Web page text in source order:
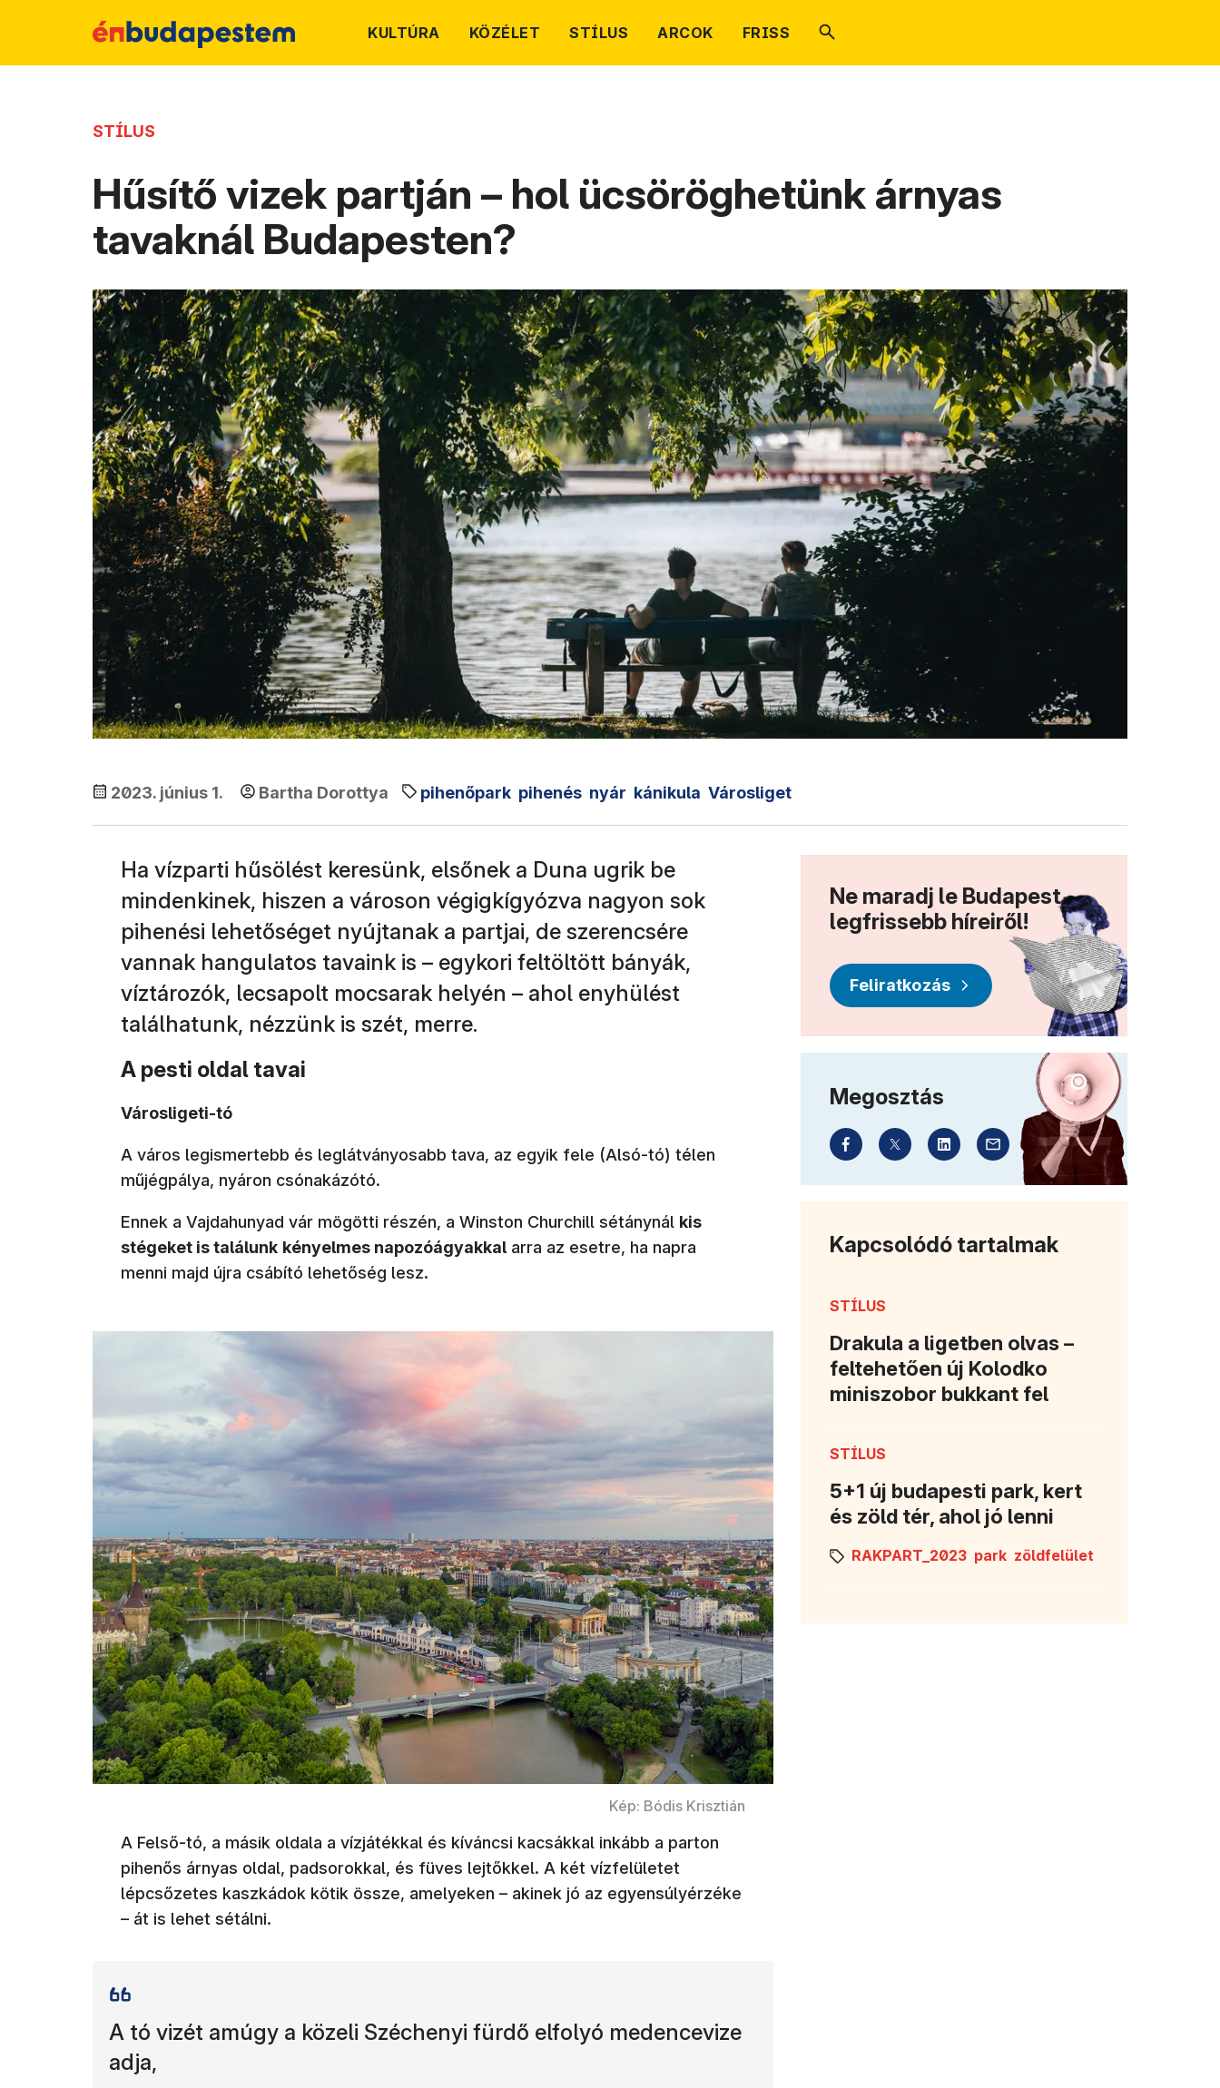
KULTÚRA KÖZÉLET STÍLUS ARCOK FRISS
STÍLUS
Hűsítő vizek partján – hol ücsöröghetünk árnyas
tavaknál Budapesten?
2023. június 1. Bartha Dorottya pihenőpark pihenés nyár kánikula Városliget
Ha vízparti hűsölést keresünk, elsőnek a Duna ugrik be
mindenkinek, hiszen a városon végigkígyózva nagyon sok
pihenési lehetőséget nyújtanak a partjai, de szerencsére
vannak hangulatos tavaink is – egykori feltöltött bányák,
víztározók, lecsapolt mocsarak helyén – ahol enyhülést
találhatunk, nézzünk is szét, merre.
A pesti oldal tavai
Városligeti-tó
A város legismertebb és leglátványosabb tava, az egyik fele (Alsó-tó) télen
műjégpálya, nyáron csónakázótó.
Ennek a Vajdahunyad vár mögötti részén, a Winston Churchill sétánynál kis
stégeket is találunk kényelmes napozóágyakkal arra az esetre, ha napra
menni majd újra csábító lehetőség lesz.
Kép: Bódis Krisztián
A Felső-tó, a másik oldala a vízjátékkal és kíváncsi kacsákkal inkább a parton
pihenős árnyas oldal, padsorokkal, és füves lejtőkkel. A két vízfelületet
lépcsőzetes kaszkádok kötik össze, amelyeken – akinek jó az egyensúlyérzéke
– át is lehet sétálni.
A tó vizét amúgy a közeli Széchenyi fürdő elfolyó medencevize
adja,
Ne maradj le Budapest
legfrissebb híreiről!
Feliratkozás
Megosztás
Kapcsolódó tartalmak
STÍLUS
Drakula a ligetben olvas –
feltehetően új Kolodko
miniszobor bukkant fel
STÍLUS
5+1 új budapesti park, kert
és zöld tér, ahol jó lenni
RAKPART_2023 park zöldfelület